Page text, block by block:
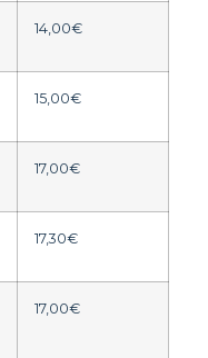
14,00€
15,00€
17,00€
17,30€
17,00€